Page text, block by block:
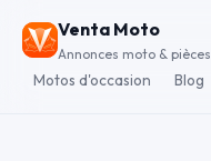
Venta Moto
Annonces moto & pièces
Motos d'occasion Blog